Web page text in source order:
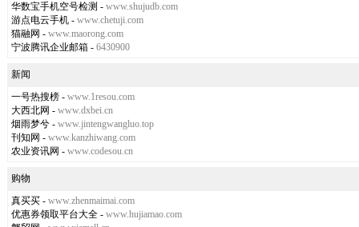
华数宝手机空号检测 - www.shujudb.com
游点电云手机 - www.chetuji.com
猫融网 - www.maorong.com
宁波腾讯企业邮箱 - 6430900
新闻
一号热搜榜 - www.1resou.com
大西北网 - www.dxbei.cn
烟雨梦兮 - www.jintengwangluo.top
刊知网 - www.kanzhiwang.com
农业资讯网 - www.codesou.cn
购物
真买买 - www.zhenmaimai.com
优惠券领取平台大全 - www.hujiamao.com